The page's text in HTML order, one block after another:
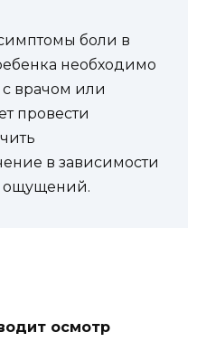
боли в
необходимо
с врачом или
провести
в зависимости
ощущений.
осмотр